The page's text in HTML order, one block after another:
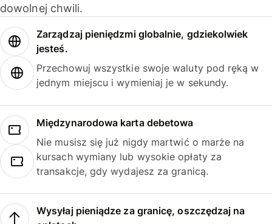
dowolnej chwili.
Zarządzaj pieniędzmi globalnie, gdziekolwiek
jesteś.
Przechowuj wszystkie swoje waluty pod ręką w
jednym miejscu i wymieniaj je w sekundy.
Międzynarodowa karta debetowa
Nie musisz się już nigdy martwić o marże na
kursach wymiany lub wysokie opłaty za
transakcje, gdy wydajesz za granicą.
Wysyłaj pieniądze za granicę, oszczędzaj na